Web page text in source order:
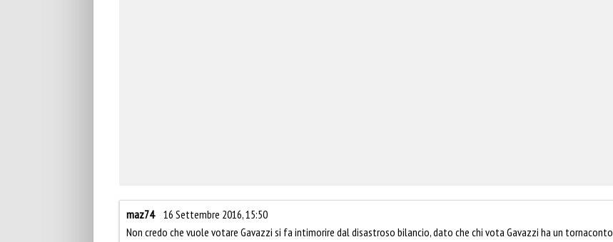
maz74
16 Settembre 2016, 15:50
Non credo che vuole votare Gavazzi si fa intimorire dal disastroso bilancio, dato che chi vota Gavazzi ha un tornaconto